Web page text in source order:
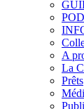
A
La
Prêts